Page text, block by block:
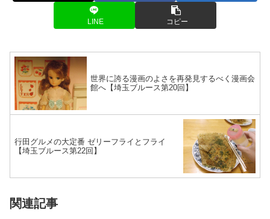
LINE コピー
世界に誇る漫画のよさを再発見するべく漫画会
館へ【埼玉ブルース第20回】
行田グルメの大定番 ゼリーフライとフライ
【埼玉ブルース第22回】
関連記事